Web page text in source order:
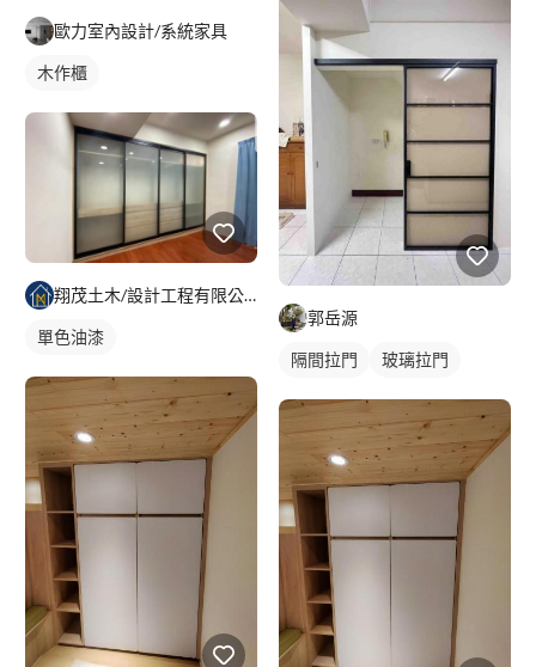
歐力室內設計/系統家具
木作櫃
翔茂土木/設計工程有限公司
單色油漆
郭岳源
隔間拉門 玻璃拉門